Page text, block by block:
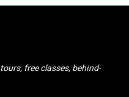
free classes, behind-